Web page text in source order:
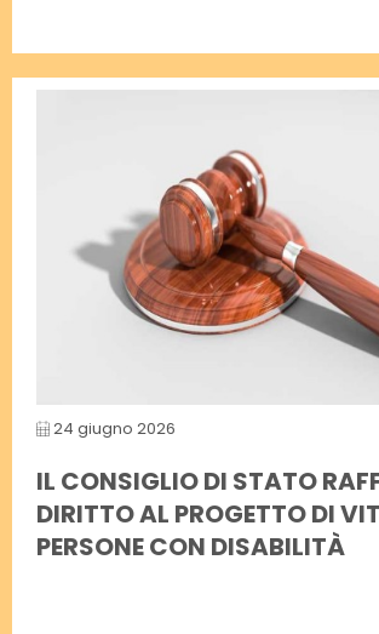
24 giugno 2026
IL CONSIGLIO DI STATO
DIRITTO AL PROGETTO DI
PERSONE CON DISABILITÀ